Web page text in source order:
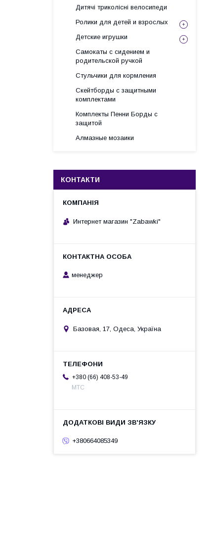
Дитячі триколісні велосипеди
Ролики для детей и взрослых
Детские игрушки
Самокаты с сидением и
родительской ручкой
Стульчики для кормления
Скейтборды с защитными
комплектами
Комплекты Пенни Борды с
защитой
Алмазные мозаики
КОНТАКТИ
Интернет магазин "Zabawki"
менеджер
Базовая, 17, Одеса, Україна
+380 (66) 408-53-49
МТС
+380664085349